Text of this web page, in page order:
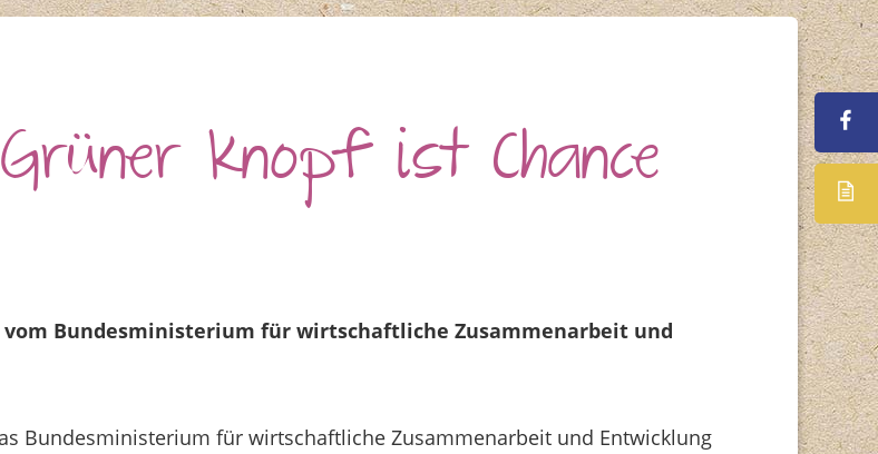
Knopf ist Chance
vom Bundesministerium für wirtschaftliche Zusammenarbeit und
Bundesministerium für wirtschaftliche Zusammenarbeit und Entwicklung